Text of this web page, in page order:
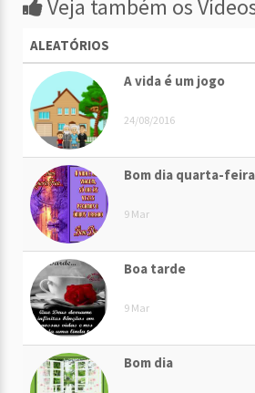
Veja também os
ALEATÓRIOS
A vida é um jogo
24/08/2016
Bom dia quarta-feira
9 Mar
Boa tarde
9 Mar
Bom dia